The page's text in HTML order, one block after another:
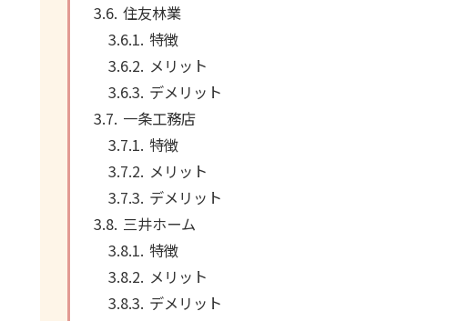
住友林業
特徴
メリット
デメリット
一条工務店
特徴
メリット
デメリット
三井ホーム
特徴
メリット
デメリット